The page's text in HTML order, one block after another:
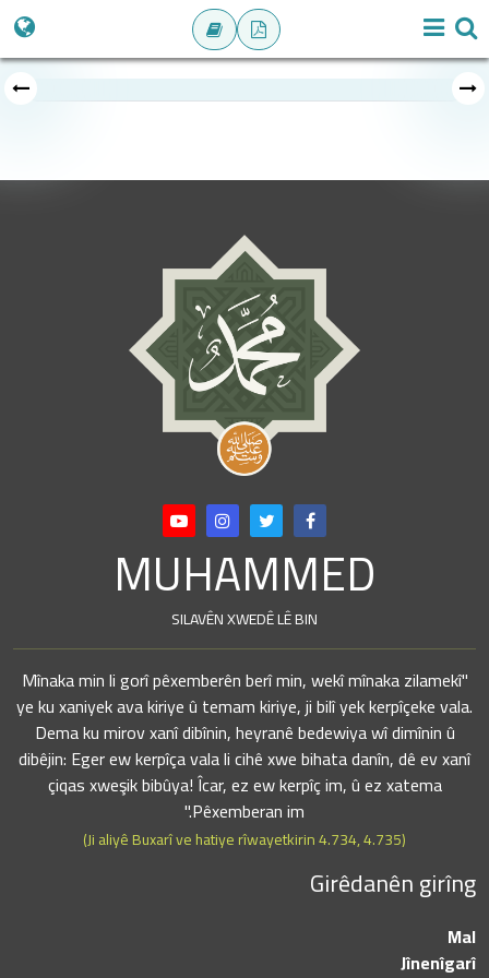
MUHAMMED
SILAVÊN XWEDÊ LÊ BIN
"Mînaka min li gorî pêxemberên berî min, wekî mînaka zilamekî
ye ku xaniyek ava kiriye û temam kiriye, ji bilî yek kerpîçeke vala.
Dema ku mirov xanî dibînin, heyranê bedewiya wî dimînin û
dibêjin: Eger ew kerpîça vala li cihê xwe bihata danîn, dê ev xanî
çiqas xweşik bibûya! Îcar, ez ew kerpîç im, û ez xatema
Pêxemberan im."
(Ji aliyê Buxarî ve hatiye rîwayetkirin 4.734, 4.735)
Girêdanên girîng
Mal
Jînenîgarî